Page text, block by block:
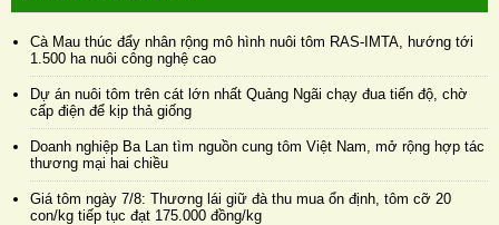
Cà Mau thúc đẩy nhân rộng mô hình nuôi tôm RAS-IMTA, hướng tới
1.500 ha nuôi công nghệ cao
Dự án nuôi tôm trên cát lớn nhất Quảng Ngãi chạy đua tiến độ, chờ
cấp điện để kịp thả giống
Doanh nghiệp Ba Lan tìm nguồn cung tôm Việt Nam, mở rộng hợp tác
thương mại hai chiều
Giá tôm ngày 7/8: Thương lái giữ đà thu mua ổn định, tôm cỡ 20
con/kg tiếp tục đạt 175.000 đồng/kg